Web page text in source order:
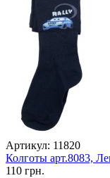
Артикул: 11820
Колготы арт.8083,
110 грн.